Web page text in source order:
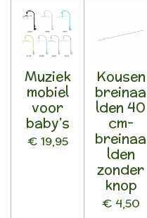
Muziek
mobiel
voor
baby's
€ 19,95
Kousen
breinaa
lden 40
cm-
breinaa
lden
zonder
knop
€ 4,50